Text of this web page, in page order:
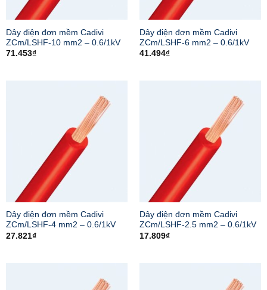
Dây điện đơn mềm Cadivi
ZCm/LSHF-10 mm2 – 0.6/1kV
71.453₫
Dây điện đơn mềm Cadivi
ZCm/LSHF-6 mm2 – 0.6/1kV
41.494₫
Dây điện đơn mềm Cadivi
ZCm/LSHF-4 mm2 – 0.6/1kV
27.821₫
Dây điện đơn mềm Cadivi
ZCm/LSHF-2.5 mm2 – 0.6/1kV
17.809₫